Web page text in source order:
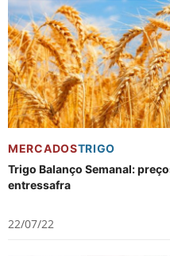
MERCADOSTRIGO
Trigo Balanço Semanal:
entressafra
22/07/22